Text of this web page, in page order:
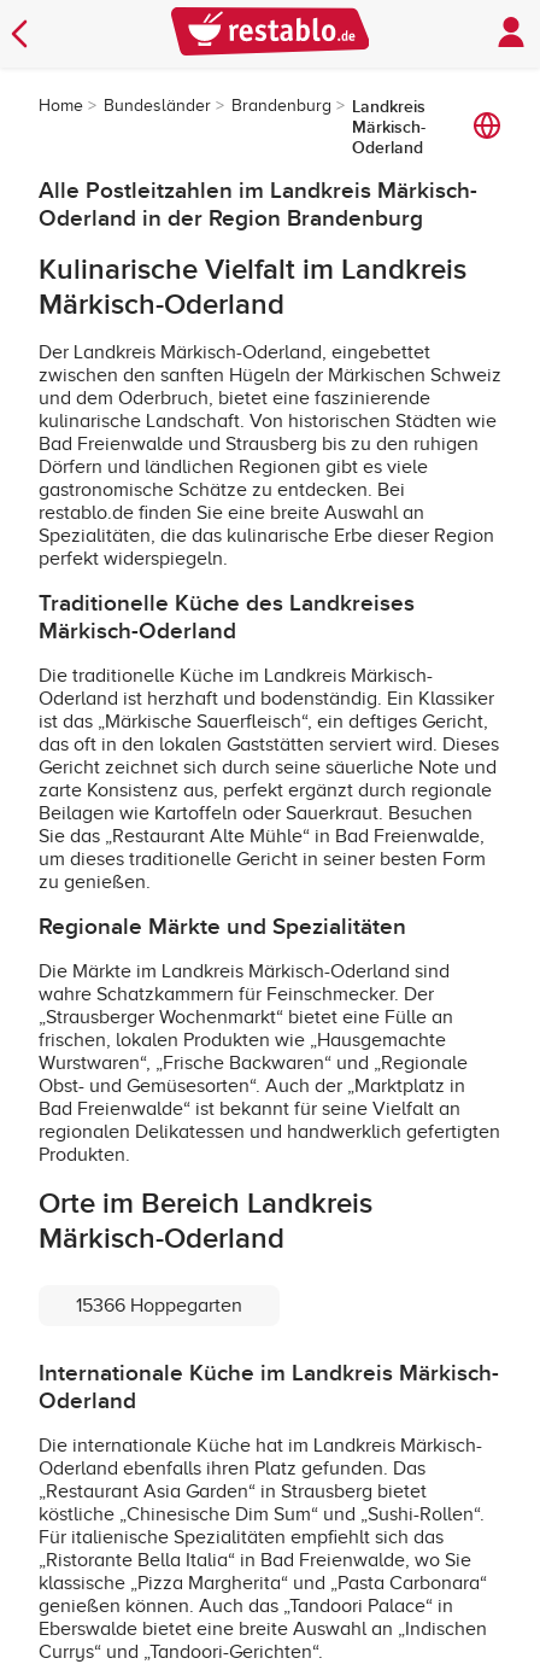
Home Bundesländer Brandenburg
Landkreis
Märkisch-
Oderland
Alle Postleitzahlen im Landkreis Märkisch-
Oderland in der Region Brandenburg
Kulinarische Vielfalt im Landkreis
Märkisch-Oderland
Der Landkreis Märkisch-Oderland, eingebettet
zwischen den sanften Hügeln der Märkischen Schweiz
und dem Oderbruch, bietet eine faszinierende
kulinarische Landschaft. Von historischen Städten wie
Bad Freienwalde und Strausberg bis zu den ruhigen
Dörfern und ländlichen Regionen gibt es viele
gastronomische Schätze zu entdecken. Bei
restablo.de finden Sie eine breite Auswahl an
Spezialitäten, die das kulinarische Erbe dieser Region
perfekt widerspiegeln.
Traditionelle Küche des Landkreises
Märkisch-Oderland
Die traditionelle Küche im Landkreis Märkisch-
Oderland ist herzhaft und bodenständig. Ein Klassiker
ist das „Märkische Sauerfleisch“, ein deftiges Gericht,
das oft in den lokalen Gaststätten serviert wird. Dieses
Gericht zeichnet sich durch seine säuerliche Note und
zarte Konsistenz aus, perfekt ergänzt durch regionale
Beilagen wie Kartoffeln oder Sauerkraut. Besuchen
Sie das „Restaurant Alte Mühle“ in Bad Freienwalde,
um dieses traditionelle Gericht in seiner besten Form
zu genießen.
Regionale Märkte und Spezialitäten
Die Märkte im Landkreis Märkisch-Oderland sind
wahre Schatzkammern für Feinschmecker. Der
„Strausberger Wochenmarkt“ bietet eine Fülle an
frischen, lokalen Produkten wie „Hausgemachte
Wurstwaren“, „Frische Backwaren“ und „Regionale
Obst- und Gemüsesorten“. Auch der „Marktplatz in
Bad Freienwalde“ ist bekannt für seine Vielfalt an
regionalen Delikatessen und handwerklich gefertigten
Produkten.
Orte im Bereich Landkreis
Märkisch-Oderland
15366 Hoppegarten
Internationale Küche im Landkreis Märkisch-
Oderland
Die internationale Küche hat im Landkreis Märkisch-
Oderland ebenfalls ihren Platz gefunden. Das
„Restaurant Asia Garden“ in Strausberg bietet
köstliche „Chinesische Dim Sum“ und „Sushi-Rollen“.
Für italienische Spezialitäten empfiehlt sich das
„Ristorante Bella Italia“ in Bad Freienwalde, wo Sie
klassische „Pizza Margherita“ und „Pasta Carbonara“
genießen können. Auch das „Tandoori Palace“ in
Eberswalde bietet eine breite Auswahl an „Indischen
Currys“ und „Tandoori-Gerichten“.